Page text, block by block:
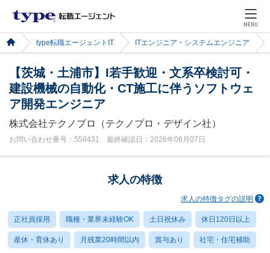
MENU
type転職エージェントIT ITエンジニア・システムエンジニア
【茨城・土浦市】I若手歓迎・文系卒検討可・
建設機械の自動化・CT施工に伴うソフトウェ
ア開発エンジニア
株式会社テクノプロ（テクノプロ・デザイン社）
お問い合わせ番号：558431 最終確認日：2026年08月07日
求人の特徴
求人の特徴タグの説明
正社員採用 職種・業界未経験OK 土日祝休み 休日120日以上
産休・育休あり 月残業20時間以内 賞与あり 社宅・住宅補助